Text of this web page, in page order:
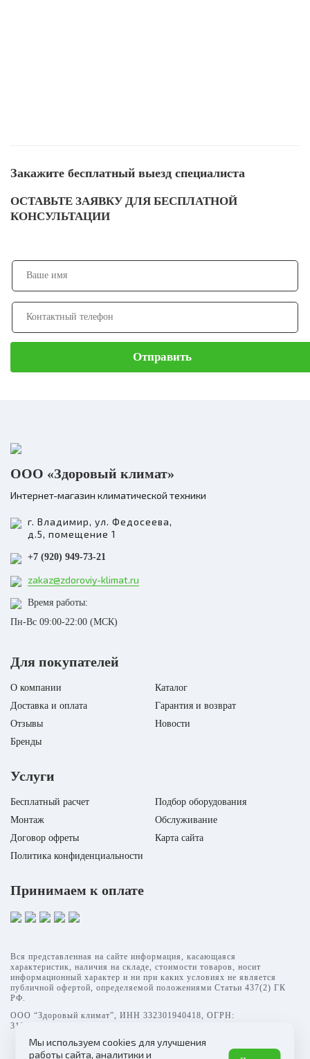
Закажите бесплатный выезд специалиста
ОСТАВЬТЕ ЗАЯВКУ ДЛЯ БЕСПЛАТНОЙ
КОНСУЛЬТАЦИИ
Отправить
ООО «Здоровый климат»
Интернет-магазин климатической техники
г. Владимир, ул. Федосеева,
д.5, помещение 1
+7 (920) 949-73-21
zakaz@zdoroviy-klimat.ru
Время работы:
Пн-Вс 09:00-22:00 (МСК)
Для покупателей
О компании
Каталог
Доставка и оплата
Гарантия и возврат
Отзывы
Новости
Бренды
Услуги
Бесплатный расчет
Подбор оборудования
Монтаж
Обслуживание
Договор офреты
Карта сайта
Политика конфиденциальности
Принимаем к оплате
Вся представленная на сайте информация, касающаяся
характеристик, наличия на складе, стоимости товаров, носит
информационный характер и ни при каких условиях не является
публичной офертой, определяемой положениями Статьи 437(2) ГК
РФ.
ООО “Здоровый климат”, ИНН 332301940418, ОГРН:
315332700003069
Мы используем cookies для улучшения
работы сайта, аналитики и